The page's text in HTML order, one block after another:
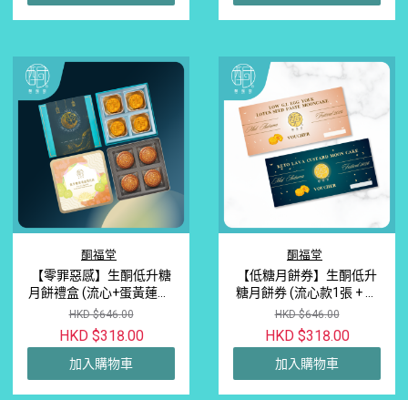
禮券 低GI糖尿適合
酮福堂
【零罪惡感】生酮低升糖
月餅禮盒 (流心+蛋黃蓮蓉)
｜阿洛酮糖無精製糖 減肥
健身必食 中秋長輩送禮首
選
HKD $646.00
HKD $318.00
加入購物車
酮福堂
【低糖月餅券】生酮低升
糖月餅券 (流心款1張 + 經
典蛋黃蓮蓉款1張) | 無精製
糖 阿洛酮糖 赤蘚糖醇 健
身減肥 中秋長輩送禮
HKD $646.00
HKD $318.00
加入購物車